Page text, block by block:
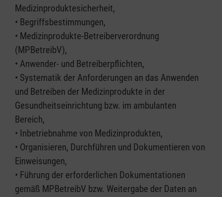
Medizinproduktesicherheit,
• Begriffsbestimmungen,
• Medizinprodukte-Betreiberverordnung
(MPBetreibV),
• Anwender- und Betreiberpflichten,
• Systematik der Anforderungen an das Anwenden
und Betreiben der Medizinprodukte in der
Gesundheitseinrichtung bzw. im ambulanten
Bereich,
• Inbetriebnahme von Medizinprodukten,
• Organisieren, Durchführen und Dokumentieren von
Einweisungen,
• Führung der erforderlichen Dokumentationen
gemäß MPBetreibV bzw. Weitergabe der Daten an